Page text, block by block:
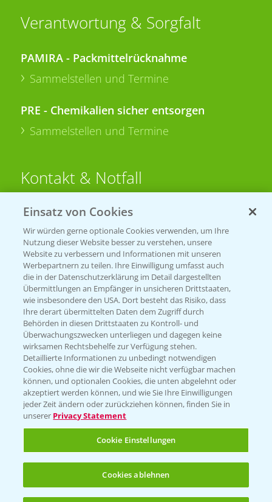
Verantwortung & Sorgfalt
PAMIRA - Packmittelrücknahme
Sammelstellen und Termine
PRE - Chemikalien sicher entsorgen
Sammelstellen und Termine
Kontakt & Notfall
Beratung auf WhatsApp
T.+49 (0)174 346 564 1
KONTAKT
Hilfe in Notfällen
T.+49 (0)214/30-20220
Folgen Sie uns
Einsatz von Cookies
Wir würden gerne optionale Cookies verwenden, um Ihre
Nutzung dieser Website besser zu verstehen, unsere
Website zu verbessern und Informationen mit unseren
Werbepartnern zu teilen. Ihre Einwilligung umfasst auch
die in der Datenschutzerklärung im Detail dargestellten
Übermittlungen an Empfänger in unsicheren Drittstaaten,
wie insbesondere den USA. Dort besteht das Risiko, dass
Ihre derart übermittelten Daten dem Zugriff durch
Behörden in diesen Drittstaaten zu Kontroll- und
Überwachungszwecken unterliegen und dagegen keine
wirksamen Rechtsbehelfe zur Verfügung stehen.
Detaillierte Informationen zu unbedingt notwendigen
Cookies, ohne die wir die Webseite nicht verfügbar machen
können, und optionalen Cookies, die unten abgelehnt oder
akzeptiert werden können, und wie Sie Ihre Einwilligungen
jeder Zeit ändern oder zurückziehen können, finden Sie in
unserer Privacy Statement
Cookie Einstellungen
Cookies ablehnen